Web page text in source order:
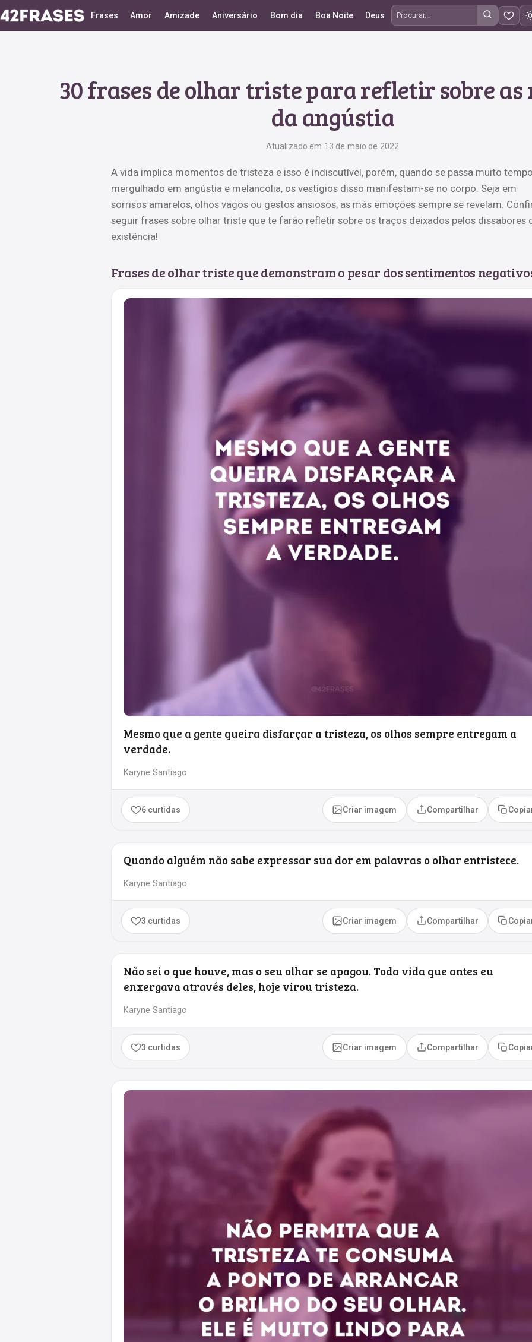
Frases Amor Amizade Aniversário Bom dia Boa Noite Deus
Procurar frases
30 frases de olhar triste para refletir sobre as
da angústia
Atualizado em 13 de maio de 2022
A vida implica momentos de tristeza e isso é indiscutível, porém, quando se passa muito
mergulhado em angústia e melancolia, os vestígios disso manifestam-se no corpo. Seja em
sorrisos amarelos, olhos vagos ou gestos ansiosos, as más emoções sempre se revelam.
seguir frases sobre olhar triste que te farão refletir sobre os traços deixados pelos dissabores
existência!
Frases de olhar triste que demonstram o pesar dos sentimentos
Mesmo que a gente queira disfarçar a tristeza, os olhos sempre entregam a
verdade.
Karyne Santiago
6 curtidas Criar imagem Compartilhar
Quando alguém não sabe expressar sua dor em palavras o olhar entristece.
Karyne Santiago
3 curtidas Criar imagem Compartilhar
Não sei o que houve, mas o seu olhar se apagou. Toda vida que antes eu
enxergava através deles, hoje virou tristeza.
Karyne Santiago
3 curtidas Criar imagem Compartilhar